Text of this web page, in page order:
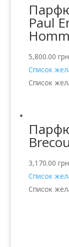
Paul
5,800.00 грн
Список
Список
3,170.00 грн
Список
Список